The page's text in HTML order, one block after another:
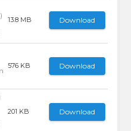
13.8 MB Download
576 KB Download
201 KB Download